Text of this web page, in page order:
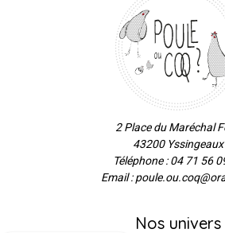
2 Place du Maréchal
43200 Yssingeaux
Téléphone : 04 71 56
Email :
Nos univers